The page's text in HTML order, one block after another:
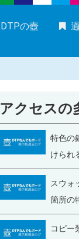
DTPの壺
アクセスの
特色の
けられ
スウォ
箇所の
コピー